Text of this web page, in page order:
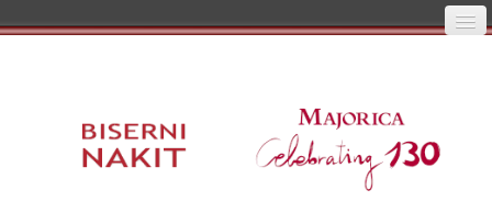
Registracija